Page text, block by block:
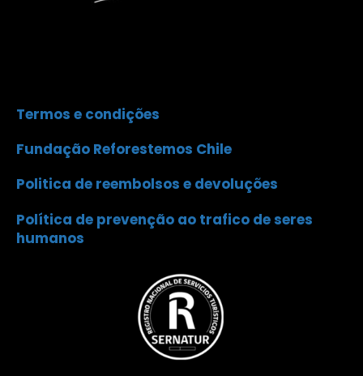
Termos e condições
Fundação Reforestemos Chile
Politica de reembolsos e devoluções
Política de prevenção ao trafico de seres
humanos